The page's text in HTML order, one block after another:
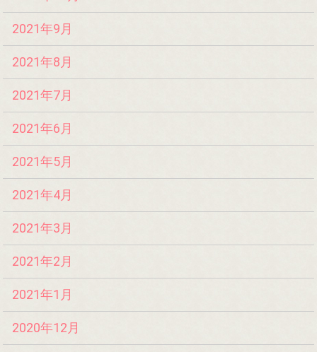
2021年9月
2021年8月
2021年7月
2021年6月
2021年5月
2021年4月
2021年3月
2021年2月
2021年1月
2020年12月